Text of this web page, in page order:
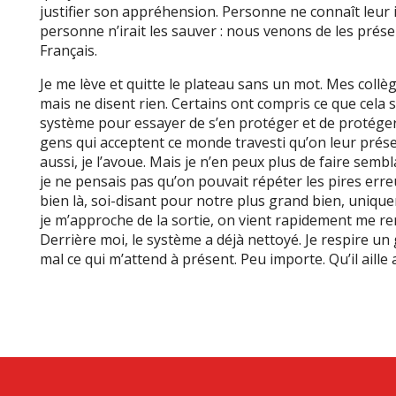
justifier son appréhension. Personne ne connaît leur
personne n’irait les sauver : nous venons de les
Français.
Je me lève et quitte le plateau sans un mot. Mes
mais ne disent rien. Certains ont compris ce que cela
système pour essayer de s’en protéger et de
gens qui acceptent ce monde travesti qu’on leur
aussi, je l’avoue. Mais je n’en peux plus de faire
je ne pensais pas qu’on pouvait répéter les pires
bien là, soi-disant pour notre plus grand bien,
je m’approche de la sortie, on vient rapidement me
Derrière moi, le système a déjà nettoyé. Je respire
mal ce qui m’attend à présent. Peu importe. Qu’il